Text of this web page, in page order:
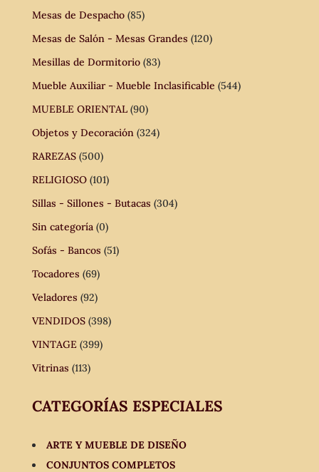
Mesas de Despacho (85)
Mesas de Salón - Mesas Grandes (120)
Mesillas de Dormitorio (83)
Mueble Auxiliar - Mueble Inclasificable (544)
MUEBLE ORIENTAL (90)
Objetos y Decoración (324)
RAREZAS (500)
RELIGIOSO (101)
Sillas - Sillones - Butacas (304)
Sin categoría (0)
Sofás - Bancos (51)
Tocadores (69)
Veladores (92)
VENDIDOS (398)
VINTAGE (399)
Vitrinas (113)
CATEGORÍAS ESPECIALES
ARTE Y MUEBLE DE DISEÑO
CONJUNTOS COMPLETOS